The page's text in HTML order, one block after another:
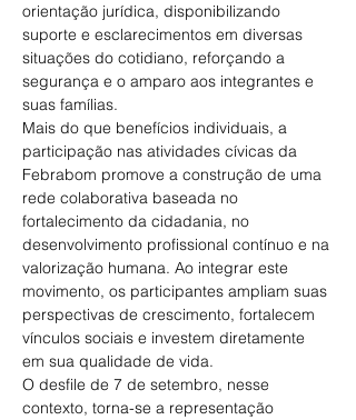
orientação jurídica, disponibilizando
suporte e esclarecimentos em diversas
situações do cotidiano, reforçando a
segurança e o amparo aos integrantes e
suas famílias.
Mais do que benefícios individuais, a
participação nas atividades cívicas da
Febrabom promove a construção de uma
rede colaborativa baseada no
fortalecimento da cidadania, no
desenvolvimento profissional contínuo e na
valorização humana. Ao integrar este
movimento, os participantes ampliam suas
perspectivas de crescimento, fortalecem
vínculos sociais e investem diretamente
em sua qualidade de vida.
O desfile de 7 de setembro, nesse
contexto, torna-se a representação